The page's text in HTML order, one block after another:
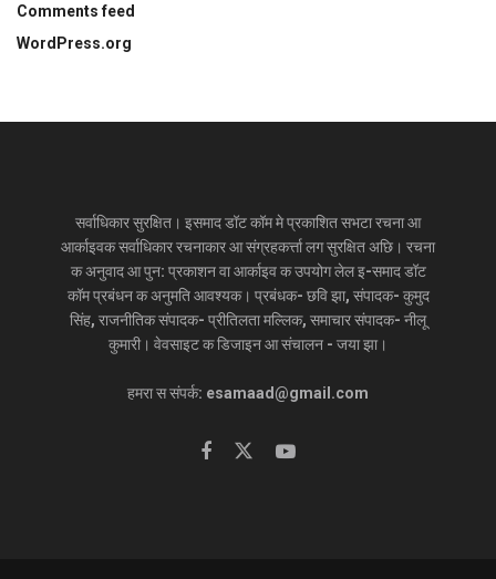
Comments feed
WordPress.org
सर्वाधिकार सुरक्षित। इसमाद डॉट कॉम मे प्रकाशित सभटा रचना आ
आर्काइवक सर्वाधिकार रचनाकार आ संग्रहकर्त्ता लग सुरक्षित अछि। रचना
क अनुवाद आ पुन: प्रकाशन वा आर्काइव क उपयोग लेल इ-समाद डॉट
कॉम प्रबंधन क अनुमति आवश्यक। प्रबंधक- छवि झा, संपादक- कुमुद
सिंह, राजनीतिक संपादक- प्रीतिलता मल्लिक, समाचार संपादक- नीलू
कुमारी। वेवसाइट क डिजाइन आ संचालन - जया झा।
हमरा स संपर्क: esamaad@gmail.com